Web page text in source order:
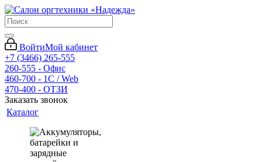
ВойтиМой кабинет
+7 (3466) 265-555
260-555 - Офис
460-700 - 1C / Web
470-400 - ОТЗИ
Заказать звонок
Каталог